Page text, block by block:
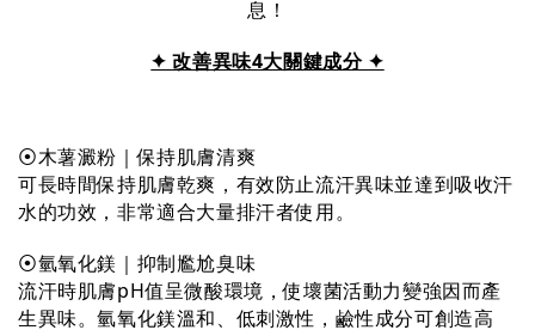
息！
✦ 改善異味4大關鍵成分 ✦
⦿木薯澱粉｜保持肌膚清爽
可長時間保持肌膚乾爽，有效防止流汗異味並達到吸收汗
水的功效，非常適合大量排汗者使用。
⦿氫氧化鎂｜抑制尷尬臭味
流汗時肌膚pH值呈微酸環境，使壞菌活動力變強因而產
生異味。氫氧化鎂溫和、低刺激性，鹼性成分可創造高